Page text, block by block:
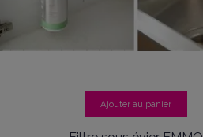
Ajouter au panier